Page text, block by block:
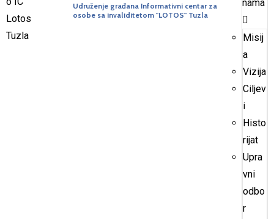
Udruženje građana Informativni centar za
osobe sa invaliditetom "LOTOS" Tuzla
nama
Misij
a
Vizija
Ciljev
i
Histo
rijat
Upra
vni
odbo
r